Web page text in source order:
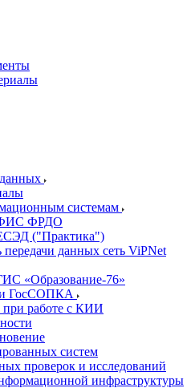
системам
ФИС ФРДО
("Практика")
данных сеть ViPNet
«Образование-76»
и ГосСОПКА
при работе с КИИ
систем
проверок и исследований
инфраструктуры